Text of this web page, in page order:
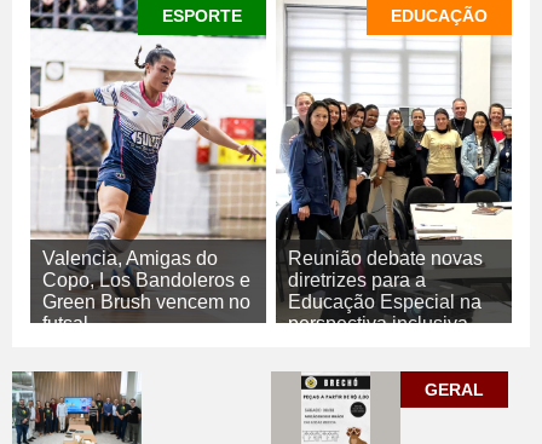
ESPORTE
Valencia, Amigas do
Copo, Los Bandoleros e
Green Brush vencem no
futsal
ESPORTE
EDUCAÇÃO
Reunião debate novas
diretrizes para a
Educação Especial na
perspectiva inclusiva
EDUCAÇÃO
GERAL